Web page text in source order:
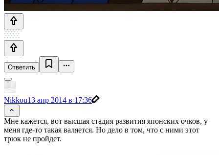
Ответить
Nikkou13 апр 2014 в 17:36
Мне кажется, вот высшая стадия развития японских очков, у
меня где-то такая валяется. Но дело в том, что с ними этот
трюк не пройдет.